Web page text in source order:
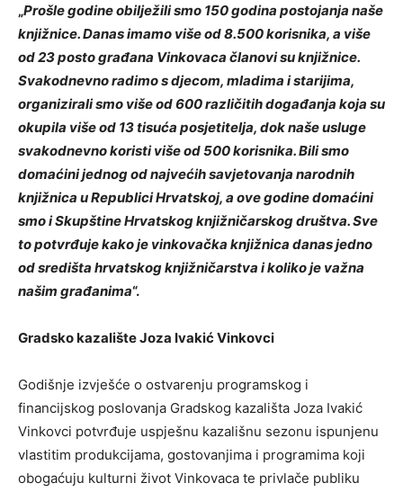
„Prošle godine obilježili smo 150 godina postojanja naše
knjižnice. Danas imamo više od 8.500 korisnika, a više
od 23 posto građana Vinkovaca članovi su knjižnice.
Svakodnevno radimo s djecom, mladima i starijima,
organizirali smo više od 600 različitih događanja koja su
okupila više od 13 tisuća posjetitelja, dok naše usluge
svakodnevno koristi više od 500 korisnika. Bili smo
domaćini jednog od najvećih savjetovanja narodnih
knjižnica u Republici Hrvatskoj, a ove godine domaćini
smo i Skupštine Hrvatskog knjižničarskog društva. Sve
to potvrđuje kako je vinkovačka knjižnica danas jedno
od središta hrvatskog knjižničarstva i koliko je važna
našim građanima“.
Gradsko kazalište Joza Ivakić Vinkovci
Godišnje izvješće o ostvarenju programskog i
financijskog poslovanja Gradskog kazališta Joza Ivakić
Vinkovci potvrđuje uspješnu kazališnu sezonu ispunjenu
vlastitim produkcijama, gostovanjima i programima koji
obogaćuju kulturni život Vinkovaca te privlače publiku